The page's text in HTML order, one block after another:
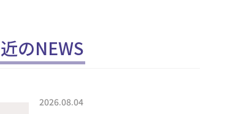
のNEWS
2026.08.04